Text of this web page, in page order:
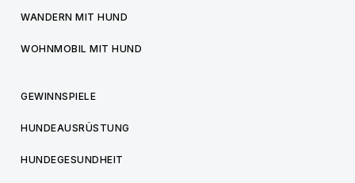
WANDERN MIT HUND
WOHNMOBIL MIT HUND
GEWINNSPIELE
HUNDEAUSRÜSTUNG
HUNDEGESUNDHEIT